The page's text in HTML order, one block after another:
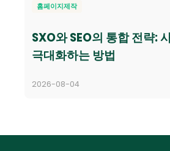
홈페이지제작
SXO와 SEO의 통합 전략:
극대화하는 방법
2026-08-04